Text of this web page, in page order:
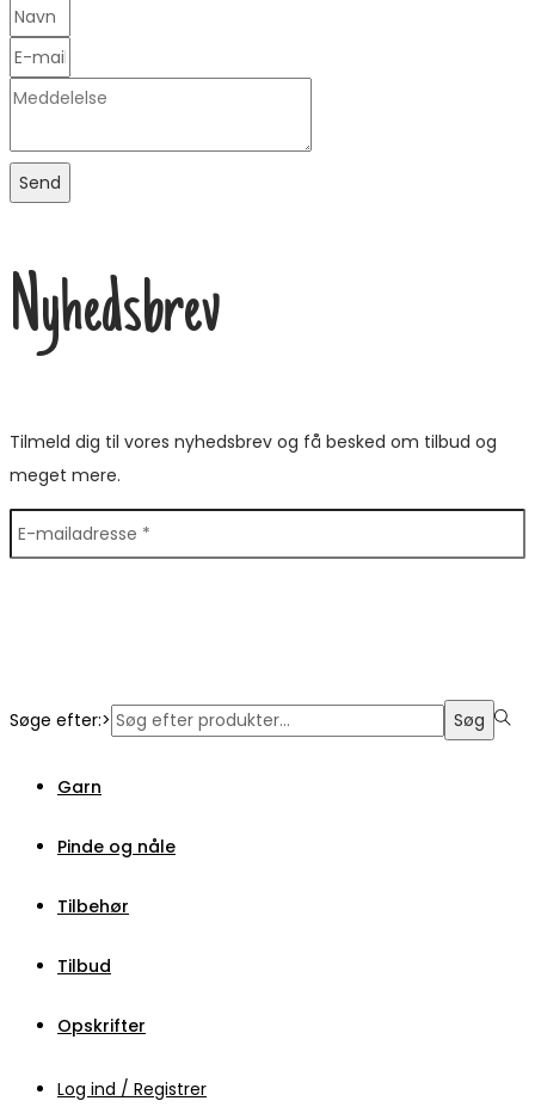
Send
Nyhedsbrev
Tilmeld dig til vores nyhedsbrev og få besked om tilbud og
meget mere.
Søge efter:> Søg
Garn
Pinde og nåle
Tilbehør
Tilbud
Opskrifter
Log ind / Registrer